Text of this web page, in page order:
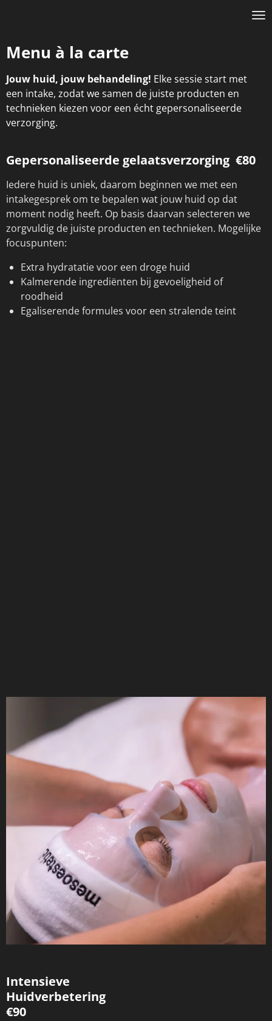
de
Menu à la carte
Jouw huid, jouw behandeling! Elke sessie start met
een intake, zodat we samen de juiste producten en
technieken kiezen voor een écht gepersonaliseerde
verzorging.
Gepersonaliseerde gelaatsverzorging €80
Iedere huid is uniek, daarom beginnen we met een
intakegesprek om te bepalen wat jouw huid op dat
moment nodig heeft. Op basis daarvan selecteren we
zorgvuldig de juiste producten en technieken. Mogelijke
focuspunten:
Extra hydratatie voor een droge huid
Kalmerende ingrediënten bij gevoeligheid of
roodheid
Egaliserende formules voor een stralende teint
Intensieve
Huidverbetering
€90